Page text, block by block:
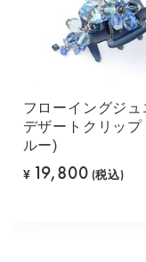
フローイングジュ
デザートクリップ
ルー)
¥ 19,800 (税込)